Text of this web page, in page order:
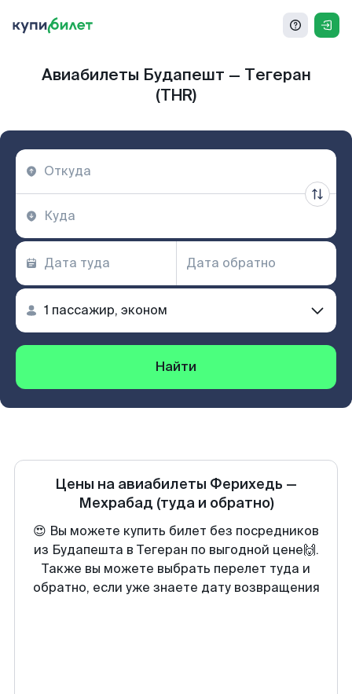
Авиабилеты Будапешт — Тегеран
(THR)
Найти
Цены на авиабилеты Ферихедь —
Мехрабад (туда и обратно)
😍 Вы можете купить билет без посредников
из Будапешта в Тегеран по выгодной цене🙌.
Также вы можете выбрать перелет туда и
обратно, если уже знаете дату возвращения